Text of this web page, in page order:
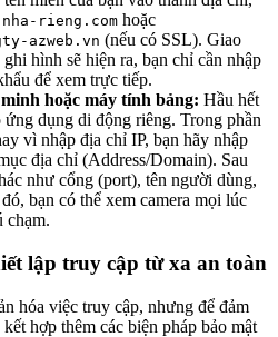
rieng.com hoặc
azweb.vn (nếu có SSL). Giao
hình sẽ hiện ra, bạn chỉ cần nhập
để xem trực tiếp.
hoặc máy tính bảng: Hầu hết
ứng dụng di động riêng. Trong phần
vì nhập địa chỉ IP, bạn hãy nhập
địa chỉ (Address/Domain). Sau
như cổng (port), tên người dùng,
bạn có thể xem camera mọi lúc
chạm.
lập truy cập từ xa an toàn
hóa việc truy cập, nhưng để đảm
hợp thêm các biện pháp bảo mật